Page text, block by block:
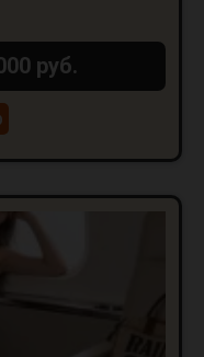
руб.